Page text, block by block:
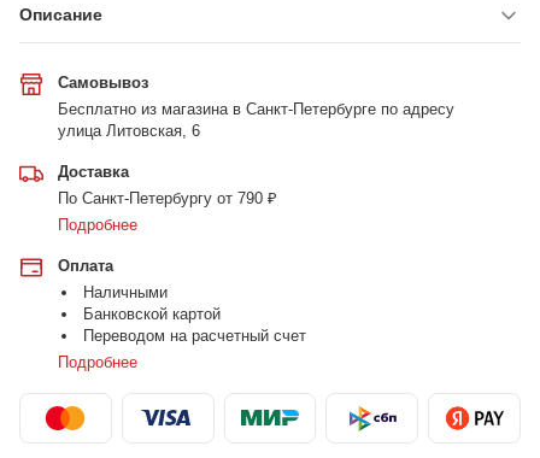
Описание
Самовывоз
Бесплатно из магазина в Санкт-Петербурге по адресу
улица Литовская, 6
Доставка
По Санкт-Петербургу от 790 ₽
Подробнее
Оплата
Наличными
Банковской картой
Переводом на расчетный счет
Подробнее